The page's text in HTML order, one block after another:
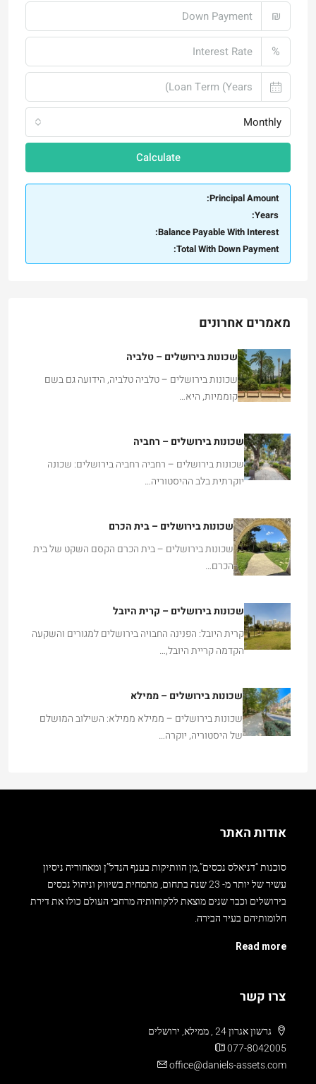
₪
%
Monthly
Calculate
Principal Amount:
Years:
Balance Payable With Interest:
Total With Down Payment:
מאמרים אחרונים
שכונות בירושלים – טלביה
שכונות בירושלים – טלביה טלביה, הידועה גם בשם
קוממיות, היא…
שכונות בירושלים – רחביה
שכונות בירושלים – רחביה רחביה בירושלים: שכונה
יוקרתית בלב ההיסטוריה…
שכונות בירושלים – בית הכרם
שכונות בירושלים – בית הכרם הקסם השקט של בית
הכרם…
שכונות בירושלים – קרית היובל
קרית היובל: הפנינה החבויה בירושלים למגורים והשקעה
הקדמה קריית היובל,…
שכונות בירושלים – ממילא
שכונות בירושלים – ממילא ממילא: השילוב המושלם
של היסטוריה, יוקרה…
אודות האתר
סוכנות “דניאלס נכסים”,מן הוותיקות בענף הנדל”ן ומאחוריה ניסיון
עשיר של יותר מ- 23 שנה בתחום, מתמחית בשיווק וניהול נכסים
בירושלים וכבר שנים מוצאת ללקוחותיה מרחבי העולם כולו את דירת
חלומותיהם בעיר הבירה.
Read more
צרו קשר
גרשון אגרון 24 , ממילא, ירושלים
077-8042005
office@daniels-assets.com